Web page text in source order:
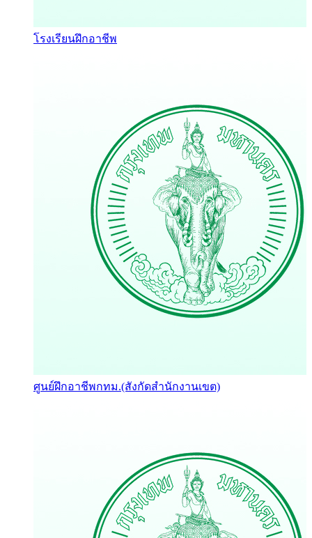
โรงเรียนฝึกอาชีพ
ศูนย์ฝึกอาชีพกทม.(สังกัดสำนักงานเขต)